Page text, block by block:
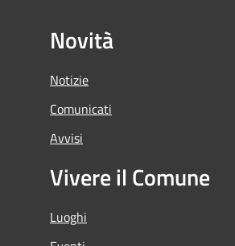
Novità
Notizie
Comunicati
Avvisi
Vivere il Comune
Luoghi